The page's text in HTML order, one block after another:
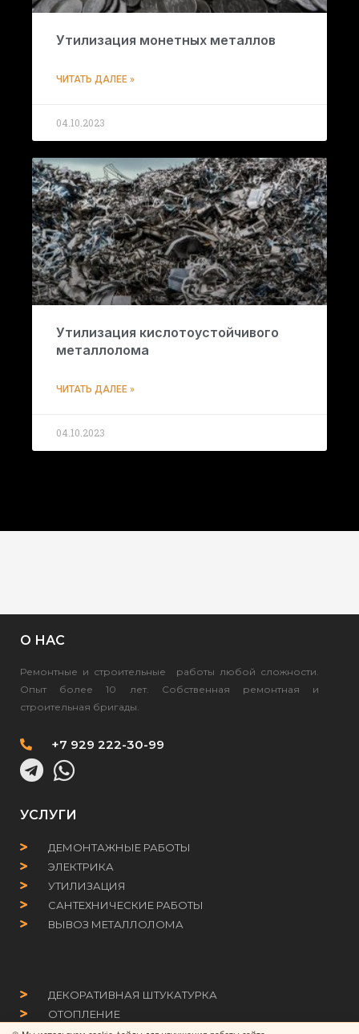
Утилизация монетных металлов
ЧИТАТЬ ДАЛЕЕ »
04.10.2023
Утилизация кислотоустойчивого
металлолома
ЧИТАТЬ ДАЛЕЕ »
04.10.2023
О НАС
Ремонтные и строительные работы любой сложности.
Опыт более 10 лет. Собственная ремонтная и
строительная бригады.
+7 929 222-30-99
УСЛУГИ
ДЕМОНТАЖНЫЕ РАБОТЫ
ЭЛЕКТРИКА
УТИЛИЗАЦИЯ
САНТЕХНИЧЕСКИЕ РАБОТЫ
ВЫВОЗ МЕТАЛЛОЛОМА
ДЕКОРАТИВНАЯ ШТУКАТУРКА
ОТОПЛЕНИЕ